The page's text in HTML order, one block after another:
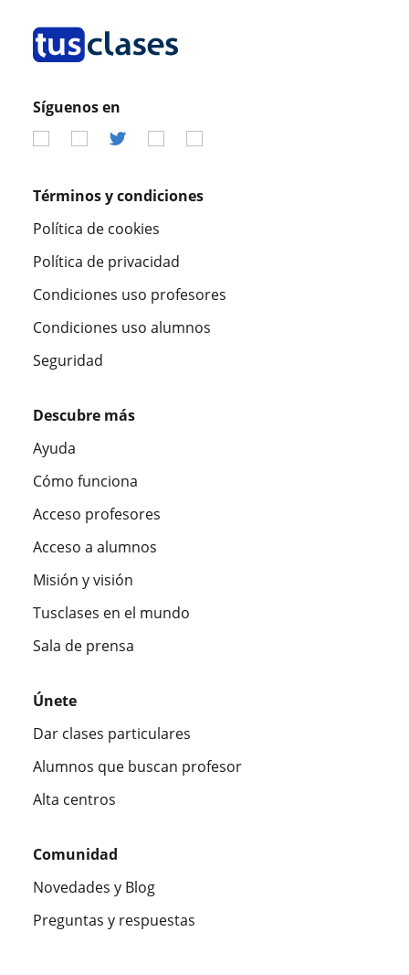
Síguenos en
Términos y condiciones
Política de cookies
Política de privacidad
Condiciones uso profesores
Condiciones uso alumnos
Seguridad
Descubre más
Ayuda
Cómo funciona
Acceso profesores
Acceso a alumnos
Misión y visión
Tusclases en el mundo
Sala de prensa
Únete
Dar clases particulares
Alumnos que buscan profesor
Alta centros
Comunidad
Novedades y Blog
Preguntas y respuestas